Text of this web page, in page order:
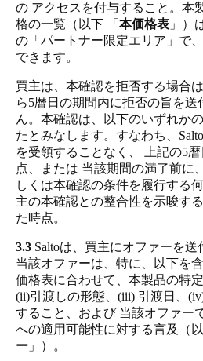
の アクセスを付与すること。本
格の一覧（以下 「 本価格表 」）
の「パートナー限定エリア」で
できます。
買主は、本確認を拒否する場合
ら5暦日の期間内に拒否の旨を
ん。本確認は、以下のいずれか
たとみなします。すなわち、
を受領することなく、 上記の5
点、または 当該期間の満了前に
しくは本確認の条件を履行する
主の本確認との整合性を示唆す
た時点。
3.3 Saltoは、買主にオファーを送
当該オファーは、特に、以下を
価格表に合わせて、本製品の特
(ii)引渡しの形態、(iii) 引渡日、
すること、および 当該オファー
への適用可能性に対する言及（以
ー 」）。